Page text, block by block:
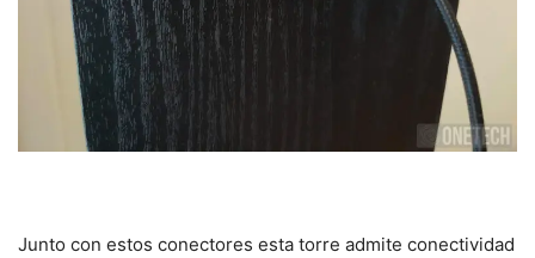
Junto con estos conectores esta torre admite conectividad